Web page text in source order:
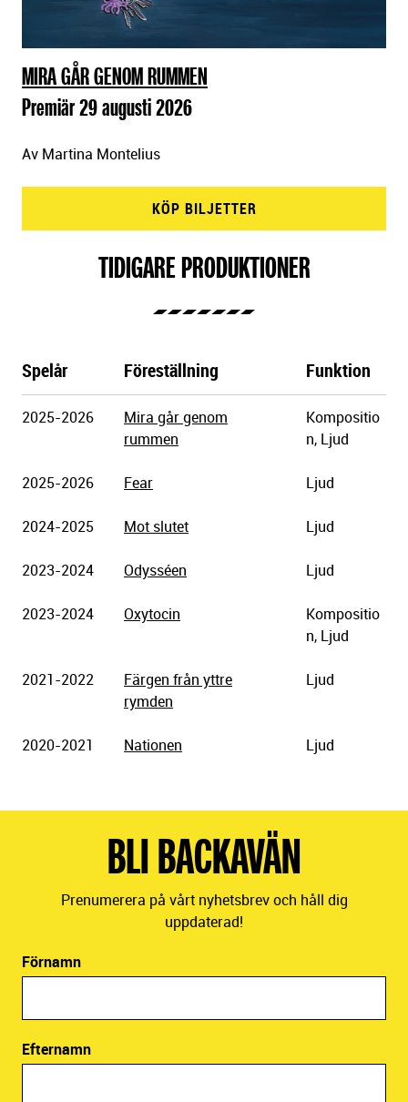
MIRA GÅR GENOM RUMMEN
Premiär 29 augusti 2026
Av Martina Montelius
KÖP BILJETTER
TIDIGARE PRODUKTIONER
Göteborgs
Stadsteater
Spelår Föreställning Funktion
2025-2026
Mira går genom
rummen
Kompositio
n, Ljud
2025-2026 Fear Ljud
2024-2025 Mot slutet Ljud
2023-2024 Odysséen Ljud
2023-2024 Oxytocin
Kompositio
n, Ljud
2021-2022
Färgen från yttre
rymden
Ljud
2020-2021 Nationen Ljud
BLI BACKAVÄN
Prenumerera på vårt nyhetsbrev och håll dig
uppdaterad!
Förnamn
Efternamn